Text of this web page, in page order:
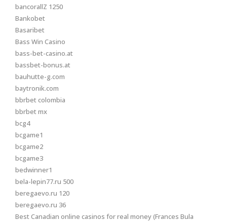
bancorallZ 1250
Bankobet
Basaribet
Bass Win Casino
bass-bet-casino.at
bassbet-bonus.at
bauhutte-g.com
baytronik.com
bbrbet colombia
bbrbet mx
bcg4
bcgame1
bcgame2
bcgame3
bedwinner1
bela-lepin77.ru 500
beregaevo.ru 120
beregaevo.ru 36
Best Canadian online casinos for real money (Frances Bula